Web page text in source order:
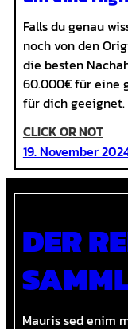
Falls du genau
noch von den
die besten
60.000€ für eine
für dich geeignet.
CLICK OR NOT
:
Patek
Philippe
vs.
7
um
19. November
DER
Mauris sed enim